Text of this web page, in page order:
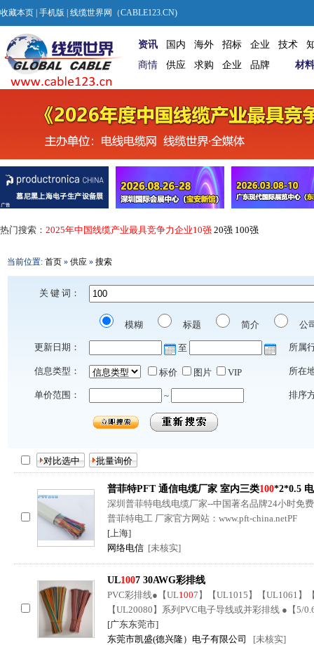
收藏本页 手机版 | 线缆世界网（CABLE123.CN)
资讯 国内 海外 招标 企业 技术
商情
供应 求购 企业 品牌 材料
热门搜索： 2025年中国线缆产业最具竞争力企业10强 20强 100强
当前位置: 首页 » 供应 » 搜索
关 键 词：
模糊 标题 简介 公
更新日期： 至 所属
信息类型： 标价 图片 VIP 所在
单价范围： ~ 排序
普菲特PFT 通信电缆厂家 室内三类100*2*0.5
深圳普菲特电线电缆厂家--中国著名品牌24小时免
普菲特电工 厂家官方网站：www.pft-china.netPF
[上海]
网络电信 [未核实]
UL1007 30AWG彩排线
PVC彩排线●【UL1007】【UL1015】【UL1061】
【UL20080】系列PVC电子导线或并彩排线 ●【5/
[广东东莞市]
东莞市凯盛(德兴隆）电子有限公司
[未核实]